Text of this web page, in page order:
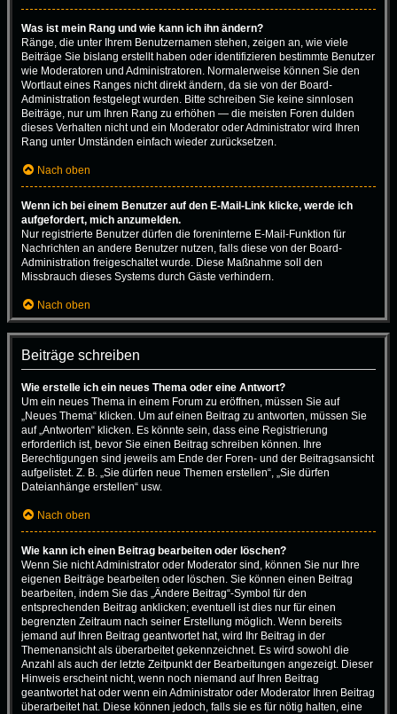
Was ist mein Rang und wie kann ich ihn ändern?
Ränge, die unter Ihrem Benutzernamen stehen, zeigen an, wie viele
Beiträge Sie bislang erstellt haben oder identifizieren bestimmte Benutzer
wie Moderatoren und Administratoren. Normalerweise können Sie den
Wortlaut eines Ranges nicht direkt ändern, da sie von der Board-
Administration festgelegt wurden. Bitte schreiben Sie keine sinnlosen
Beiträge, nur um Ihren Rang zu erhöhen — die meisten Foren dulden
dieses Verhalten nicht und ein Moderator oder Administrator wird Ihren
Rang unter Umständen einfach wieder zurücksetzen.
Nach oben
Wenn ich bei einem Benutzer auf den E-Mail-Link klicke, werde ich
aufgefordert, mich anzumelden.
Nur registrierte Benutzer dürfen die foreninterne E-Mail-Funktion für
Nachrichten an andere Benutzer nutzen, falls diese von der Board-
Administration freigeschaltet wurde. Diese Maßnahme soll den
Missbrauch dieses Systems durch Gäste verhindern.
Nach oben
Beiträge schreiben
Wie erstelle ich ein neues Thema oder eine Antwort?
Um ein neues Thema in einem Forum zu eröffnen, müssen Sie auf
„Neues Thema“ klicken. Um auf einen Beitrag zu antworten, müssen Sie
auf „Antworten“ klicken. Es könnte sein, dass eine Registrierung
erforderlich ist, bevor Sie einen Beitrag schreiben können. Ihre
Berechtigungen sind jeweils am Ende der Foren- und der Beitragsansicht
aufgelistet. Z. B. „Sie dürfen neue Themen erstellen“, „Sie dürfen
Dateianhänge erstellen“ usw.
Nach oben
Wie kann ich einen Beitrag bearbeiten oder löschen?
Wenn Sie nicht Administrator oder Moderator sind, können Sie nur Ihre
eigenen Beiträge bearbeiten oder löschen. Sie können einen Beitrag
bearbeiten, indem Sie das „Ändere Beitrag“-Symbol für den
entsprechenden Beitrag anklicken; eventuell ist dies nur für einen
begrenzten Zeitraum nach seiner Erstellung möglich. Wenn bereits
jemand auf Ihren Beitrag geantwortet hat, wird Ihr Beitrag in der
Themenansicht als überarbeitet gekennzeichnet. Es wird sowohl die
Anzahl als auch der letzte Zeitpunkt der Bearbeitungen angezeigt. Dieser
Hinweis erscheint nicht, wenn noch niemand auf Ihren Beitrag
geantwortet hat oder wenn ein Administrator oder Moderator Ihren Beitrag
überarbeitet hat. Diese können jedoch, falls sie es für nötig halten, eine